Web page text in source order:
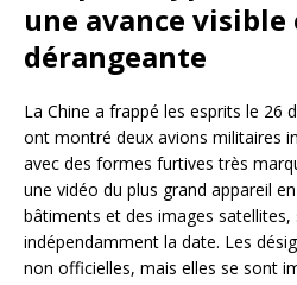
une avance visible
dérangeante
La Chine a frappé les esprits le 26
ont montré deux avions militaires
avec des formes furtives très
une vidéo du plus grand appareil
bâtiments et des images
indépendamment la date. Les
non officielles, mais elles se sont